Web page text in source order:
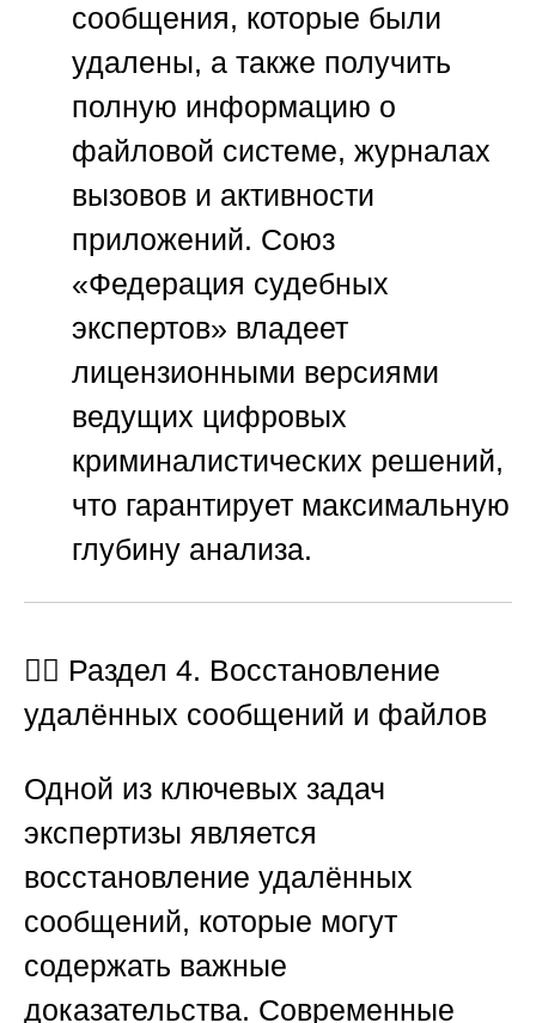
сообщения, которые были
удалены, а также получить
полную информацию о
файловой системе, журналах
вызовов и активности
приложений. Союз
«Федерация судебных
экспертов» владеет
лицензионными версиями
ведущих цифровых
криминалистических решений,
что гарантирует максимальную
глубину анализа.
🕵️‍♂️ Раздел 4. Восстановление
удалённых сообщений и файлов
Одной из ключевых задач
экспертизы является
восстановление удалённых
сообщений, которые могут
содержать важные
доказательства. Современные